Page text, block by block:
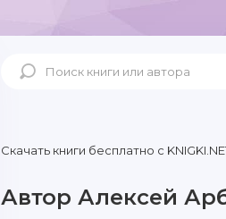
Скачать книги бесплатно c
Автор Алексей